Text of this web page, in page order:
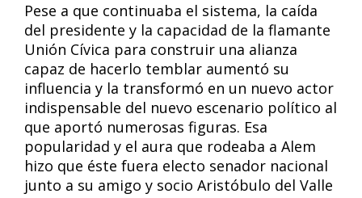
Pese a que continuaba el sistema, la caída
del presidente y la capacidad de la flamante
Unión Cívica para construir una alianza
capaz de hacerlo temblar aumentó su
influencia y la transformó en un nuevo actor
indispensable del nuevo escenario político al
que aportó numerosas figuras. Esa
popularidad y el aura que rodeaba a Alem
hizo que éste fuera electo senador nacional
junto a su amigo y socio Aristóbulo del Valle